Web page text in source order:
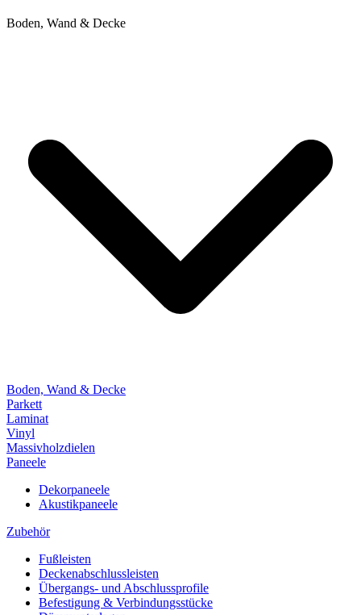
Boden, Wand & Decke
Boden, Wand & Decke
Parkett
Laminat
Vinyl
Massivholzdielen
Paneele
Dekorpaneele
Akustikpaneele
Zubehör
Fußleisten
Deckenabschlussleisten
Übergangs- und Abschlussprofile
Befestigung & Verbindungsstücke